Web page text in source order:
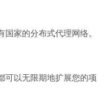
国家的分布式代理网络。
可以无限期地扩展您的项